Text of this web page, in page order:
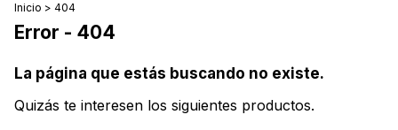
Inicio > 404
Error - 404
La página que estás buscando no existe.
Quizás te interesen los siguientes productos.